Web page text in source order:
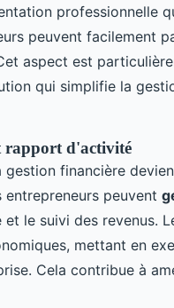
professionnelle
peuvent facilement
aspect est
qui simplifie la
rapport d'activité
gestion financière
entrepreneurs peuvent
le suivi des revenus.
mettant en
Cela contribue à